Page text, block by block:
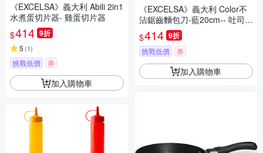
《EXCELSA》義大利 Abili 2in1
水煮蛋切片器- 雞蛋切片器
$414 9折
5 (1)
挑戰低價 券
加入購物車
《EXCELSA》義大利 Color不
沾鋸齒麵包刀-藍20cm-- 吐司刀
土司刀 麵包刀 鋸齒刀
$414 9折
挑戰低價 券
加入購物車